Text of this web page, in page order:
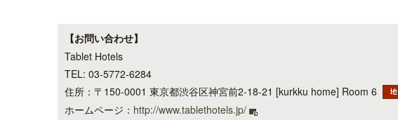
【お問い合わせ】
Tablet Hotels
TEL: 03-5772-6284
住所：〒150-0001 東京都渋谷区神宮前2-18-21 [kurkku home] Room 6
ホームページ： http://www.tablethotels.jp/